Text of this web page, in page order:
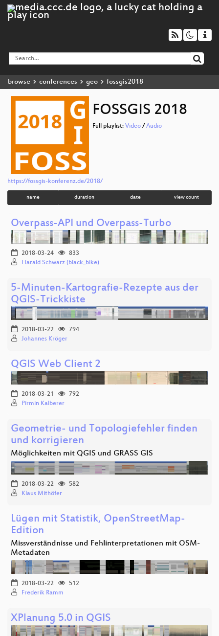
browse conferences geo fossgis2018
FOSSGIS 2018
Full playlist: Video / Audio
https://fossgis-konferenz.de/2018/
name duration date view count
Overpass-API und Overpass-Turbo
2018-03-24
833
Harald Schwarz (black_bike)
5-Minuten-Kartografie-Rezepte aus der
QGIS-Trickkiste
2018-03-22
794
Johannes Kröger
QGIS Web Client 2
2018-03-21
792
Pirmin Kalberer
Geometrie- und Topologiefehler finden
und korrigieren
Möglichkeiten mit QGIS und GRASS GIS
2018-03-22
582
Klaus Mithöfer
Lügen mit Statistik, OpenStreetMap-
Edition
Missverständnisse und Fehlinterpretationen mit OSM-
Metadaten
2018-03-22
512
Frederik Ramm
XPlanung 5.0 in QGIS